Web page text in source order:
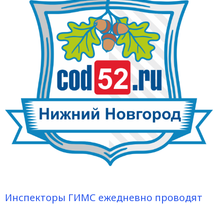
Инспекторы ГИМС ежедневно проводят